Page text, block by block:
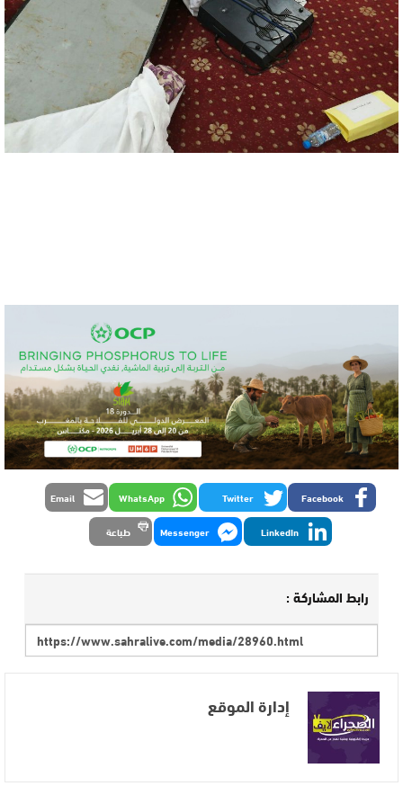
Facebook
Twitter
WhatsApp
Email
LinkedIn
Messenger طباعة
رابط المشاركة :
إدارة الموقع